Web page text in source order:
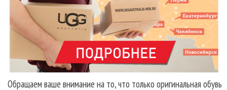
Обращаем ваше внимание на то, что только оригинальная обувь